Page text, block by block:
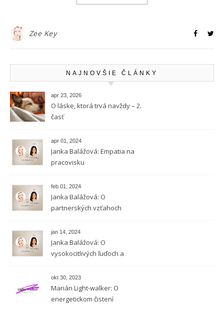
Zee Key
NAJNOVŠIE ČLÁNKY
apr 23, 2026
O láske, ktorá trvá navždy – 2.
časť
apr 01, 2024
Janka Balážová: Empatia na
pracovisku
feb 01, 2024
Janka Balážová: O
partnerských vzťahoch
jan 14, 2024
Janka Balážová: O
vysokocitlivých ľuďoch a
okt 30, 2023
Marián Light-walker: O
energetickom čistení